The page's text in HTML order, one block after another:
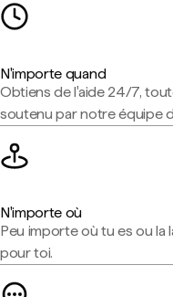
N'importe quand
Obtiens de l'aide 24/7,
soutenu par notre équipe
N'importe où
Peu importe où tu es ou la
pour toi.